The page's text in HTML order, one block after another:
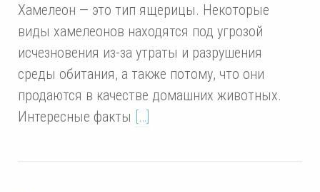
Хамелеон — это тип ящерицы. Некоторые
виды хамелеонов находятся под угрозой
исчезновения из-за утраты и разрушения
среды обитания, а также потому, что они
продаются в качестве домашних животных.
Интересные факты […]